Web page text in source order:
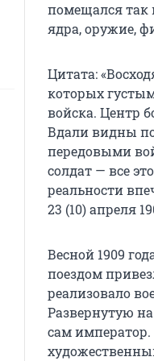
помещался
ядра, оружие,
Цитата:
которых
войска. Центр
Вдали видны
передовыми
солдат — все
реальности
23 (10) апреля
Весной 1909
поездом
реализовало
Развернутую
сам император.